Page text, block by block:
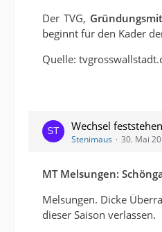
Der TVG,
beginnt für den Kader
Quelle:
Wechsel
Stenimaus 30. Mai
MT Melsungen:
Melsungen. Dicke
dieser Saison verlassen.